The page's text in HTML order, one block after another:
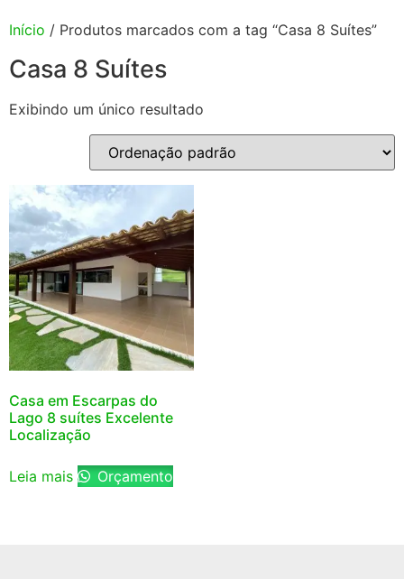
Início / Produtos marcados com a tag “Casa 8 Suítes”
Casa 8 Suítes
Exibindo um único resultado
Casa em Escarpas do
Lago 8 suítes Excelente
Localização
Leia mais Orçamento